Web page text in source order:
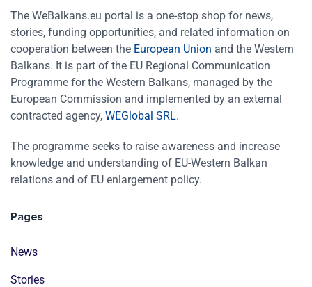
The WeBalkans.eu portal is a one-stop shop for news,
stories, funding opportunities, and related information on
cooperation between the European Union and the Western
Balkans. It is part of the EU Regional Communication
Programme for the Western Balkans, managed by the
European Commission and implemented by an external
contracted agency, WEGlobal SRL.
The programme seeks to raise awareness and increase
knowledge and understanding of EU-Western Balkan
relations and of EU enlargement policy.
Pages
News
Stories